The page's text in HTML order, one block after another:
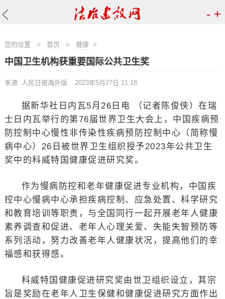
- +
您的位置 > 首页 > 健康>
中国卫生机构获重要国际公共卫生奖
来源: 人民日报海外版 2023年5月27日 11:18
据新华社日内瓦5月26日电 （记者陈俊侠）在瑞
士日内瓦举行的第76届世界卫生大会上，中国疾病预
防控制中心慢性非传染性疾病预防控制中心（简称慢
病中心）26日被世界卫生组织授予2023年公共卫生
奖中的科威特国健康促进研究奖。
作为慢病防控和老年健康促进专业机构，中国疾
控中心慢病中心承担疾病控制、应急处置、科学研究
和教育培训等职责，与全国同行一起开展老年人健康
素养调查和促进、老年人心理关爱、失能失智预防等
系列活动，努力改善老年人健康状况，提高他们的幸
福感和获得感。
科威特国健康促进研究奖由世卫组织设立，其宗
旨是奖励在老年人卫生保健和健康促进研究方面作出